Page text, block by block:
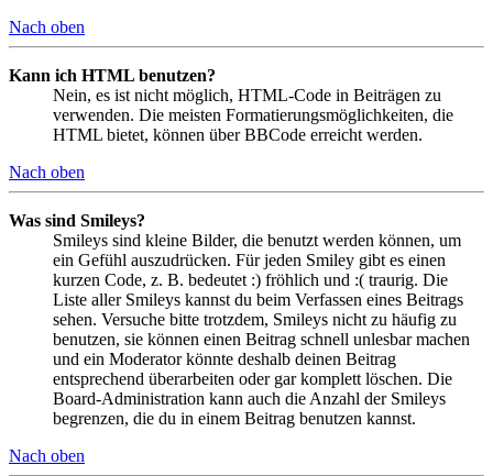
Nach oben
Kann ich HTML benutzen?
Nein, es ist nicht möglich, HTML-Code in Beiträgen zu
verwenden. Die meisten Formatierungsmöglichkeiten, die
HTML bietet, können über BBCode erreicht werden.
Nach oben
Was sind Smileys?
Smileys sind kleine Bilder, die benutzt werden können, um
ein Gefühl auszudrücken. Für jeden Smiley gibt es einen
kurzen Code, z. B. bedeutet :) fröhlich und :( traurig. Die
Liste aller Smileys kannst du beim Verfassen eines Beitrags
sehen. Versuche bitte trotzdem, Smileys nicht zu häufig zu
benutzen, sie können einen Beitrag schnell unlesbar machen
und ein Moderator könnte deshalb deinen Beitrag
entsprechend überarbeiten oder gar komplett löschen. Die
Board-Administration kann auch die Anzahl der Smileys
begrenzen, die du in einem Beitrag benutzen kannst.
Nach oben